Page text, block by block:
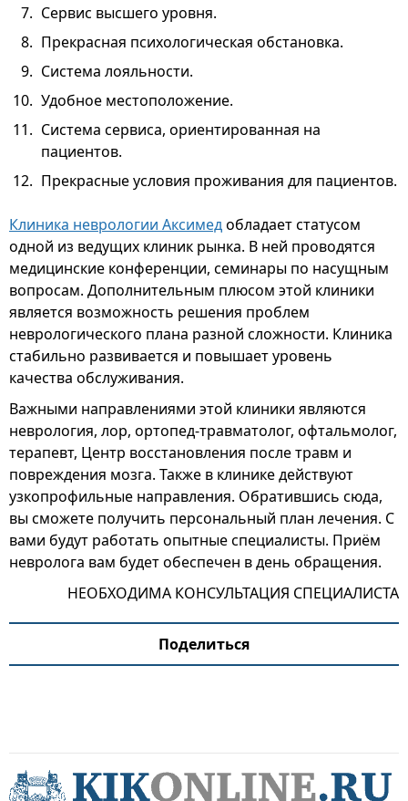
Сервис высшего уровня.
Прекрасная психологическая обстановка.
Система лояльности.
Удобное местоположение.
Система сервиса, ориентированная на
пациентов.
Прекрасные условия проживания для пациентов.
Клиника неврологии Аксимедобладает статусом
одной из ведущих клиник рынка. В ней проводятся
медицинские конференции, семинары по насущным
вопросам. Дополнительным плюсом этой клиники
является возможность решения проблем
неврологического плана разной сложности. Клиника
стабильно развивается и повышает уровень
качества обслуживания.
Важными направлениями этой клиники являются
неврология, лор, ортопед-травматолог, офтальмолог,
терапевт, Центр восстановления после травм и
повреждения мозга. Также в клинике действуют
узкопрофильные направления. Обратившись сюда,
вы сможете получить персональный план лечения. С
вами будут работать опытные специалисты. Приём
невролога вам будет обеспечен в день обращения.
НЕОБХОДИМА КОНСУЛЬТАЦИЯ СПЕЦИАЛИСТА
Поделиться